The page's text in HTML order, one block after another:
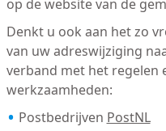
op de website van de
Denkt u ook aan het zo
van uw adreswijziging
verband met het regelen
werkzaamheden:
Postbedrijven PostNL